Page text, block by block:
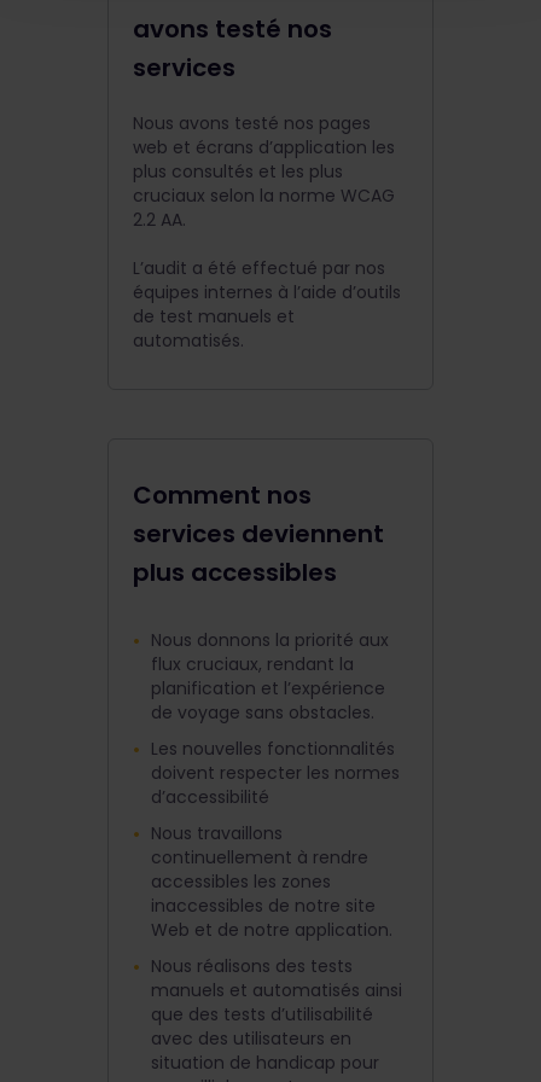
avons testé nos
services
Nous avons testé nos pages
web et écrans d’application les
plus consultés et les plus
cruciaux selon la norme WCAG
2.2 AA.
L’audit a été effectué par nos
équipes internes à l’aide d’outils
de test manuels et
automatisés.
Comment nos
services deviennent
plus accessibles
Nous donnons la priorité aux
flux cruciaux, rendant la
planification et l’expérience
de voyage sans obstacles.
Les nouvelles fonctionnalités
doivent respecter les normes
d’accessibilité
Nous travaillons
continuellement à rendre
accessibles les zones
inaccessibles de notre site
Web et de notre application.
Nous réalisons des tests
manuels et automatisés ainsi
que des tests d’utilisabilité
avec des utilisateurs en
situation de handicap pour